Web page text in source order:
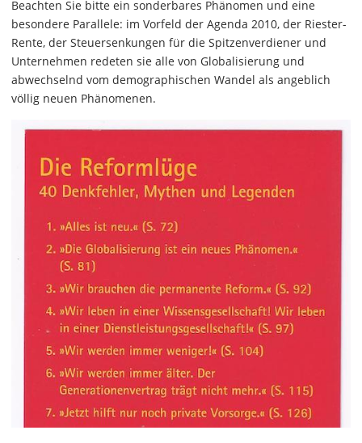
Beachten Sie bitte ein sonderbares Phänomen und eine
besondere Parallele: im Vorfeld der Agenda 2010, der Riester-
Rente, der Steuersenkungen für die Spitzenverdiener und
Unternehmen redeten sie alle von Globalisierung und
abwechselnd vom demographischen Wandel als angeblich
völlig neuen Phänomenen.